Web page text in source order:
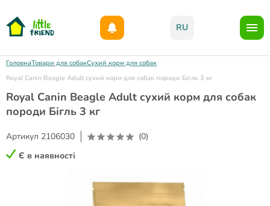
RU
ГоловнаТовари для собакСухий корм для собак
Royal Canin Beagle Adult сухий корм для собак породи Бігль 3 кг
Royal Canin Beagle Adult сухий корм для собак
породи Бігль 3 кг
Артикул 2106030
(0)
Є в наявності